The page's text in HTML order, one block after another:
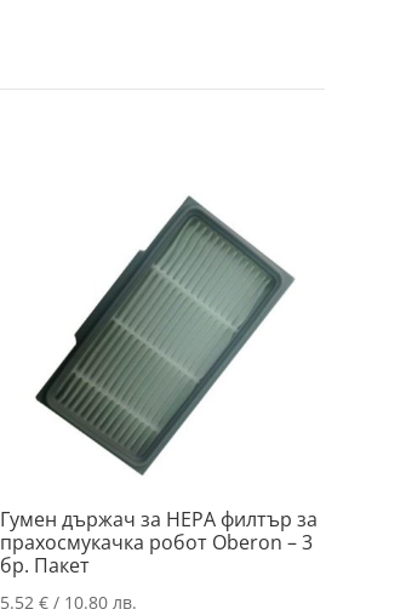
Гумен държач за HEPA филтър за
прахосмукачка робот Oberon – 3
бр. Пакет
5.52 €/ 10.80 лв.